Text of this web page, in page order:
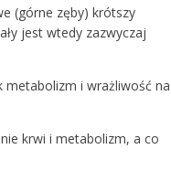
(górne zęby) krótszy
jest wtedy zazwyczaj
metabolizm i wrażliwość na
krwi i metabolizm, a co